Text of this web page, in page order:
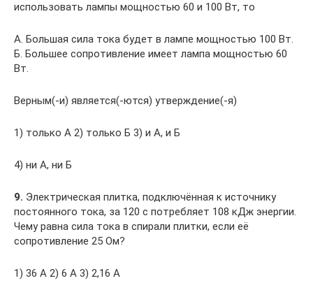
использовать лампы мощностью 60 и 100 Вт, то
А. Большая сила тока будет в лампе мощностью 100 Вт.
Б. Большее сопротивление имеет лампа мощностью 60
Вт.
Верным(-и) является(-ются) утверждение(-я)
1) только А 2) только Б 3) и А, и Б
4) ни А, ни Б
9. Электрическая плитка, подключённая к источнику
постоянного тока, за 120 с потребляет 108 кДж энергии.
Чему равна сила тока в спирали плитки, если её
сопротивление 25 Ом?
1) 36 А 2) 6 А 3) 2,16 А